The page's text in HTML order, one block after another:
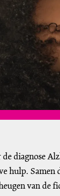
diagnose
hulp. Samen
van de